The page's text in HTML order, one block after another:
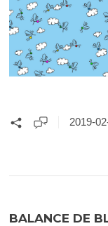
2019-
BALANCE DE